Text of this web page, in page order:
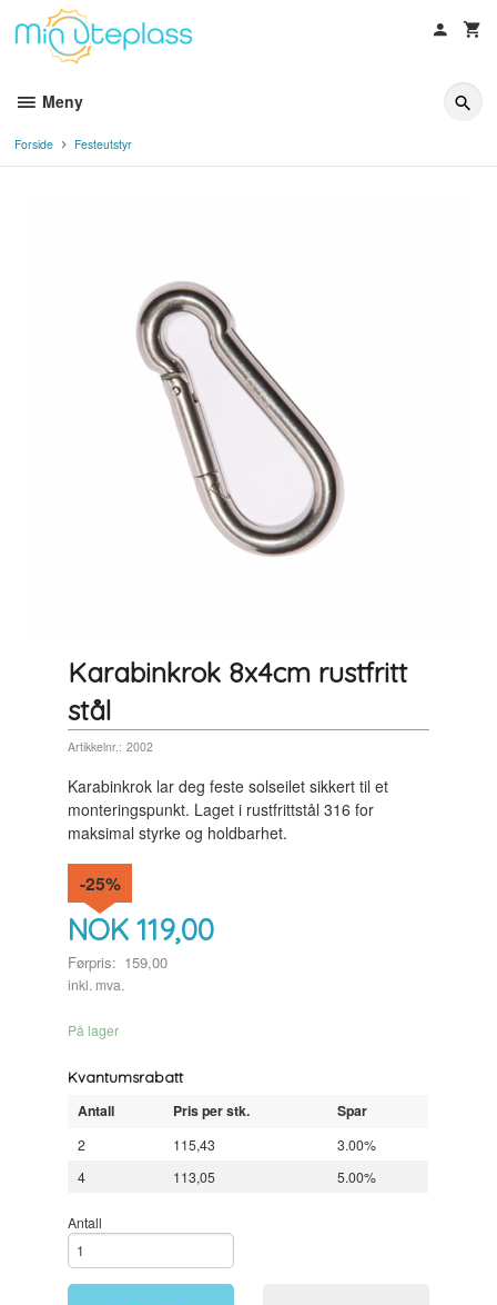
innholdet
Meny
Forside Festeutstyr
Karabinkrok 8x4cm rustfritt
stål
Artikkelnr.: 2002
Karabinkrok lar deg feste solseilet sikkert til et
monteringspunkt. Laget i rustfrittstål 316 for
maksimal styrke og holdbarhet.
NOK 119,00
Førpris: 159,00
Rabatt
-25%
inkl. mva.
På lager
Kvantumsrabatt
Antall Pris per stk. Spar
2 115,43
3.00%
4
113,05 5.00%
Antall